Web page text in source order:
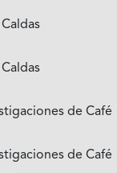
de Café
de Café